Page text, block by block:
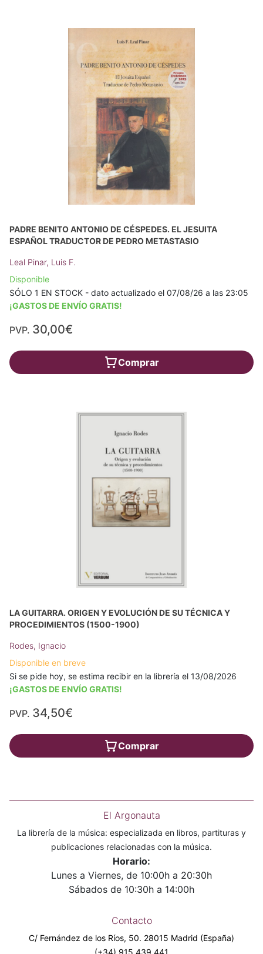
PADRE BENITO ANTONIO DE CÉSPEDES. EL JESUITA
ESPAÑOL TRADUCTOR DE PEDRO METASTASIO
Leal Pinar, Luis F.
Disponible
SÓLO 1 EN STOCK - dato actualizado el 07/08/26 a las 23:05
¡GASTOS DE ENVÍO GRATIS!
PVP. 30,00€
Comprar
LA GUITARRA. ORIGEN Y EVOLUCIÓN DE SU TÉCNICA Y
PROCEDIMIENTOS (1500-1900)
Rodes, Ignacio
Disponible en breve
Si se pide hoy, se estima recibir en la librería el 13/08/2026
¡GASTOS DE ENVÍO GRATIS!
PVP. 34,50€
Comprar
El Argonauta
La librería de la música: especializada en libros, partituras y
publicaciones relacionadas con la música.
Horario:
Lunes a Viernes, de 10:00h a 20:30h
Sábados de 10:30h a 14:00h
Contacto
C/ Fernández de los Ríos, 50. 28015 Madrid (España)
(+34) 915 439 441